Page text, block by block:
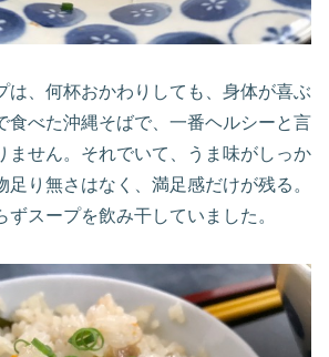
は、何杯おかわりしても、身体が喜ぶ
食べた沖縄そばで、一番ヘルシーと言
ません。それでいて、うま味がしっか
足り無さはなく、満足感だけが残る。
スープを飲み干していました。